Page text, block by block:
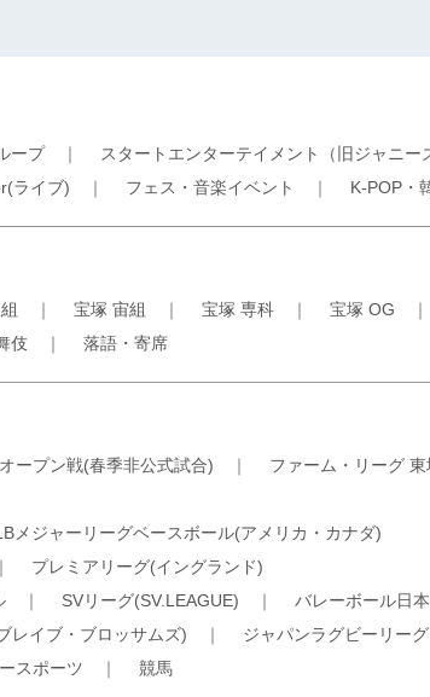
ープ｜ スタートエンターテイメント（旧ジャニー
ライブ) ｜ フェス・音楽イベント ｜ K-POP・
｜ 宝塚 宙組 ｜ 宝塚 専科 ｜ 宝塚 OG
伎 ｜ 落語・寄席
オープン戦(春季非公式試合) ｜ ファーム・リーグ
メジャーリーグベースボール(アメリカ・カナダ)
プレミアリーグ(イングランド)
｜ SVリーグ(SV.LEAGUE) ｜ バレーボール日
レイブ・ブロッサムズ) ｜ ジャパンラグビーリー
スポーツ ｜ 競馬